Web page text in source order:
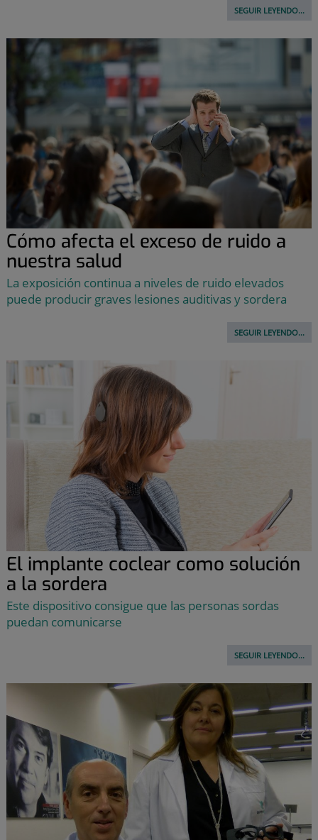
SEGUIR LEYENDO...
Cómo afecta el exceso de ruido a
nuestra salud
La exposición continua a niveles de ruido elevados
puede producir graves lesiones auditivas y sordera
SEGUIR LEYENDO...
El implante coclear como solución
a la sordera
Este dispositivo consigue que las personas sordas
puedan comunicarse
SEGUIR LEYENDO...